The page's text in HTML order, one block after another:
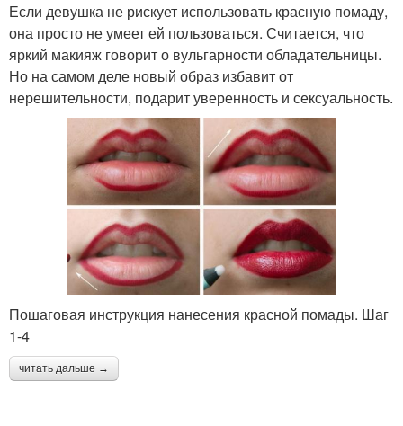
Если девушка не рискует использовать красную помаду,
она просто не умеет ей пользоваться. Считается, что
яркий макияж говорит о вульгарности обладательницы.
Но на самом деле новый образ избавит от
нерешительности, подарит уверенность и сексуальность.
Пошаговая инструкция нанесения красной помады. Шаг
1-4
читать дальше →